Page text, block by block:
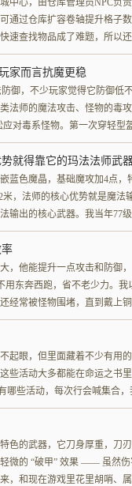
中心，由仓库管理员NPC负
通过仓库扩容卷轴提升格子
速查找物品成了难题，所以
家而言抗魔更稳
御，不少玩家觉得它防御低
法师的魔法攻击、怪物的毒
对毒系怪物。第一次穿轻型
就得靠它的玛法法师武
蓝色魔晶，基础魔攻加4点
，法师的核心优势就是魔
输出的核心武器。我当年77
，他能提升一点攻击和防御
东奔西跑，省不老少力。
经常被怪物围堵，直到戴上
起眼，但里面藏着不少有用
些活动大多都能在命运之书
哪些活动，每次行会喊集合
色的武器，它刀身厚重，刀
微的 “破甲” 效果 —— 虽然
，和现在游戏里花里胡哨、